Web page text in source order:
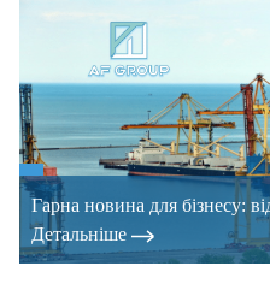
Гарна новина для бізнесу:
Детальнiше